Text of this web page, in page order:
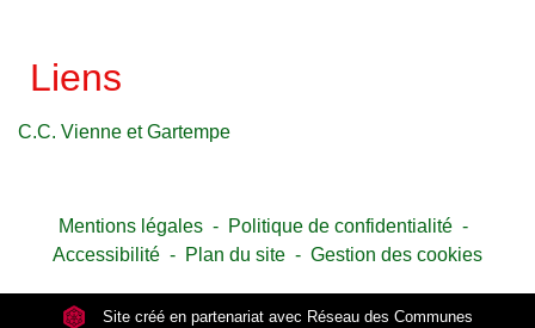
Liens
C.C. Vienne et Gartempe
Mentions légales - Politique de confidentialité -
Accessibilité - Plan du site - Gestion des cookies
Site créé en partenariat avec Réseau des Communes